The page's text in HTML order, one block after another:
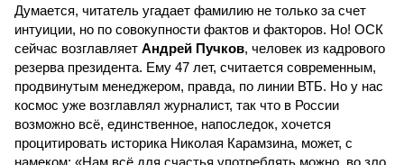
Думается, читатель угадает фамилию не только за счет
интуиции, но по совокупности фактов и факторов. Но! ОСК
сейчас возглавляет Андрей Пучков, человек из кадрового
резерва президента. Ему 47 лет, считается современным,
продвинутым менеджером, правда, по линии ВТБ. Но у нас
космос уже возглавлял журналист, так что в России
возможно всё, единственное, напоследок, хочется
процитировать историка Николая Карамзина, может, с
намеком: «Нам всё для счастья употреблять можно, во зло